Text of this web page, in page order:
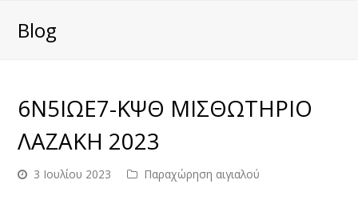
Blog
6Ν5ΙΩΕ7-ΚΨΘ ΜΙΣΘΩΤΗΡΙΟ
ΛΑΖΑΚΗ 2023
3 Ιουλίου 2023 Παραχώρηση αιγιαλού